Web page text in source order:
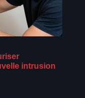
intrusion